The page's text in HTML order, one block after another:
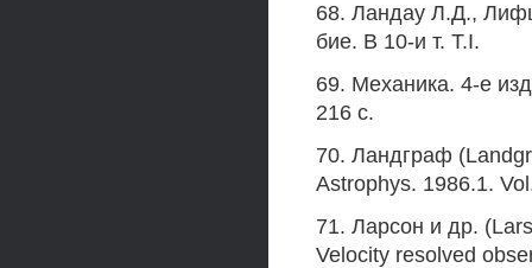
68. Ландау Л.Д.,
бие. В 10-и т. T.I.
69. Механика. 4-е
216 с.
70. Ландграф
Astrophys. 1986.1.
71. Ларсон и др.
Velocity resolved